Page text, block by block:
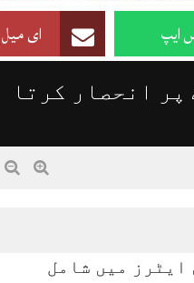
ایپ ای میل
انحصار کرتا
ایٹرز میں شامل